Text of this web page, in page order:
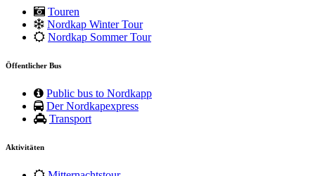
Touren
Nordkap Winter Tour
Nordkap Sommer Tour
Öffentlicher Bus
Public bus to Nordkapp
Der Nordkapexpress
Transport
Aktivitäten